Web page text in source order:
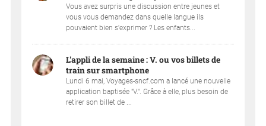
Vous avez surpris une discussion entre jeunes et
vous vous demandez dans quelle langue ils
pouvaient bien s'exprimer ? Les enfants...
L'appli de la semaine : V. ou vos billets de
train sur smartphone
Lundi 6 mai, Voyages-sncf.com a lancé une nouvelle
application baptisée "V.". Grâce à elle, plus besoin de
retirer son billet de ...